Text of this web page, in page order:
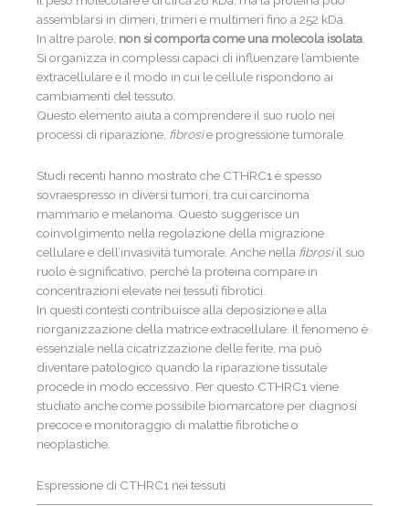
assemblarsi in dimeri, trimeri e multimeri fino a 252 kDa.
In altre parole, non si comporta come una molecola isolata
Si organizza in complessi capaci di influenzare l’ambiente
extracellulare e il modo in cui le cellule rispondono ai
cambiamenti del tessuto.
Questo elemento aiuta a comprendere il suo ruolo nei
processi di riparazione, fibrosie progressione tumorale.
Studi recenti hanno mostrato che CTHRC1 è spesso
sovraespresso in diversi tumori, tra cui carcinoma
mammario e melanoma. Questo suggerisce un
coinvolgimento nella regolazione della migrazione
cellulare e dell’invasività tumorale. Anche nella fibrosiil suo
ruolo è significativo, perché la proteina compare in
concentrazioni elevate nei tessuti fibrotici.
In questi contesti contribuisce alla deposizione e alla
riorganizzazione della matrice extracellulare. Il fenomeno è
essenziale nella cicatrizzazione delle ferite, ma può
diventare patologico quando la riparazione tissutale
procede in modo eccessivo. Per questo CTHRC1 viene
studiato anche come possibile biomarcatore per diagnosi
precoce e monitoraggio di malattie fibrotiche o
neoplastiche.
Espressione di CTHRC1 nei tessuti